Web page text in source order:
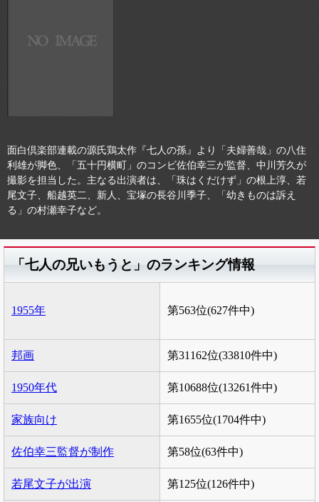
面白倶楽部連載の源氏鶏太作『七人の孫』より「夫婦善哉」の八住
利雄が脚色、「五十円横町」のコンビ佐伯幸三が監督、中川芳久が
撮影を担当した。主なる出演者は、「珠はくだけず」の根上淳、若
尾文子、船越英二、新人、宝塚の長谷川季子、「幼きものは訴え
る」の村瀬幸子など。
「七人の兄いもうと」のランキング情報
1955年 第563位(627件中)
邦画 第31162位(33810件中)
1950年代 第10688位(13261件中)
家族向け 第1655位(1704件中)
佐伯幸三監督が制作 第58位(63件中)
若尾文子が出演 第125位(126件中)